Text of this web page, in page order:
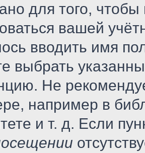
для того, чтобы
вашей
вводить имя
выбрать
Не
например в
и т. д. Если